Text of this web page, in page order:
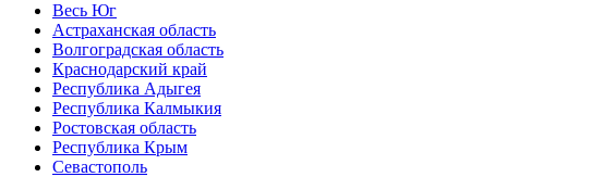
Весь Юг
Астраханская область
Волгоградская область
Краснодарский край
Республика Адыгея
Республика Калмыкия
Ростовская область
Республика Крым
Севастополь